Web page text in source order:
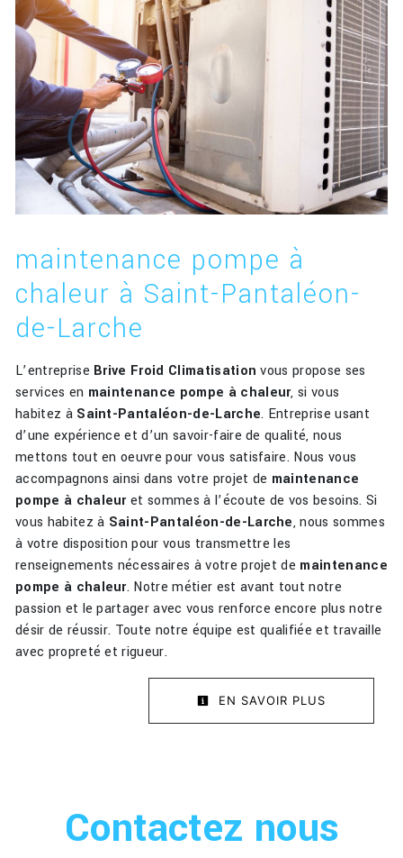
maintenance pompe à
chaleur à Saint-Pantaléon-
de-Larche
L’entreprise Brive Froid Climatisation vous propose ses
services en maintenance pompe à chaleur, si vous
habitez à Saint-Pantaléon-de-Larche. Entreprise usant
d’une expérience et d’un savoir-faire de qualité, nous
mettons tout en oeuvre pour vous satisfaire. Nous vous
accompagnons ainsi dans votre projet de maintenance
pompe à chaleuret sommes à l’écoute de vos besoins. Si
vous habitez à Saint-Pantaléon-de-Larche, nous sommes
à votre disposition pour vous transmettre les
renseignements nécessaires à votre projet de maintenance
pompe à chaleur. Notre métier est avant tout notre
passion et le partager avec vous renforce encore plus notre
désir de réussir. Toute notre équipe est qualifiée et travaille
avec propreté et rigueur.
EN SAVOIR PLUS
Contactez nous